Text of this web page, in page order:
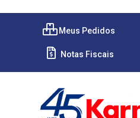
Meus Pedidos
Notas Fiscais